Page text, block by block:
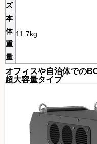
ズ
本
体
重
量
11.7kg
オフィスや自治体での
超大容量タイプ